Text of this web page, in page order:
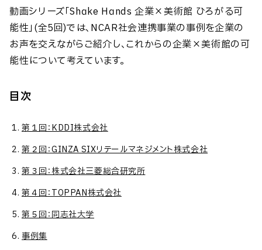
動画シリーズ「Shake Hands 企業×美術館 ひろがる可
能性」(全5回)では、NCAR社会連携事業の事例を企業の
お声を交えながらご紹介し、これからの企業×美術館の可
能性について考えています。
目次
第１回：KDDI株式会社
第２回：GINZA SIXリテールマネジメント株式会社
第３回：株式会社三菱総合研究所
第４回：TOPPAN株式会社
第５回：同志社大学
事例集